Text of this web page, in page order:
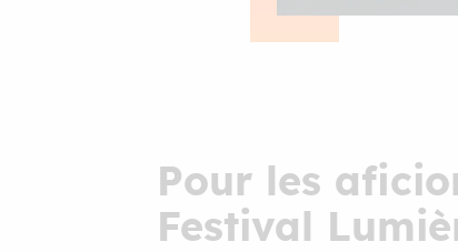
Pour les
Festival